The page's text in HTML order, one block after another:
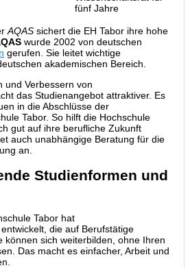
fünf Jahre
AQAS sichert die EH Tabor ihre hohe
wurde 2002 von deutschen
gerufen. Sie leitet wichtige
akademischen Bereich.
und Verbessern von
das Studienangebot attraktiver. Es
in die Abschlüsse der
Tabor. So hilft die Hochschule
gut auf ihre berufliche Zukunft
auch unabhängige Beratung für die
an.
Studienformen und
Tabor hat
entwickelt, die auf Berufstätige
können sich weiterbilden, ohne Ihren
Das macht es einfacher, Arbeit und